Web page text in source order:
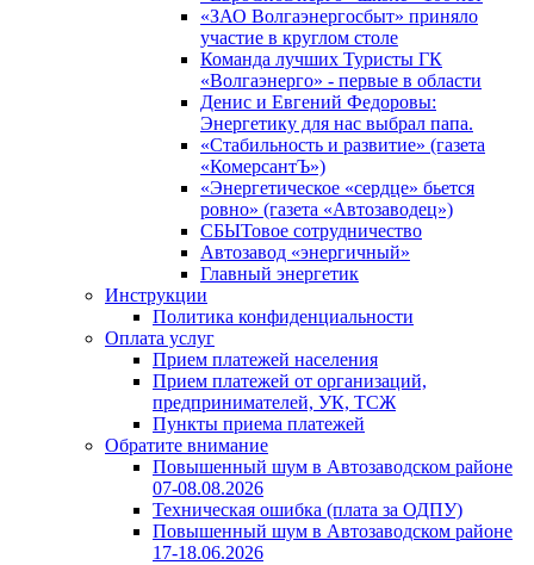
«ЗАО Волгаэнергосбыт» приняло
участие в круглом столе
Команда лучших Туристы ГК
«Волгаэнерго» - первые в области
Денис и Евгений Федоровы:
Энергетику для нас выбрал папа.
«Стабильность и развитие» (газета
«КомерсантЪ»)
«Энергетическое «сердце» бьется
ровно» (газета «Автозаводец»)
СБЫТовое сотрудничество
Автозавод «энергичный»
Главный энергетик
Инструкции
Политика конфиденциальности
Оплата услуг
Прием платежей населения
Прием платежей от организаций,
предпринимателей, УК, ТСЖ
Пункты приема платежей
Обратите внимание
Повышенный шум в Автозаводском районе
07-08.08.2026
Техническая ошибка (плата за ОДПУ)
Повышенный шум в Автозаводском районе
17-18.06.2026